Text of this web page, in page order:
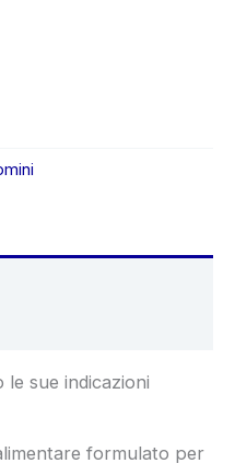
le sue indicazioni
formulato per